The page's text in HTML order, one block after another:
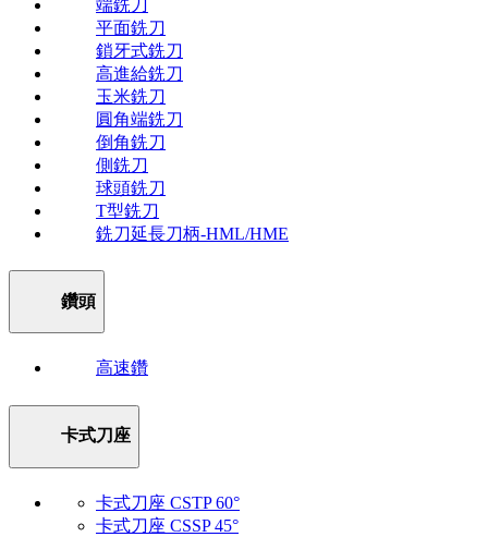
端銑刀
平面銑刀
鎖牙式銑刀
高進給銑刀
玉米銑刀
圓角端銑刀
倒角銑刀
側銑刀
球頭銑刀
T型銑刀
銑刀延長刀柄-HML/HME
鑽頭
高速鑽
卡式刀座
卡式刀座 CSTP 60°
卡式刀座 CSSP 45°